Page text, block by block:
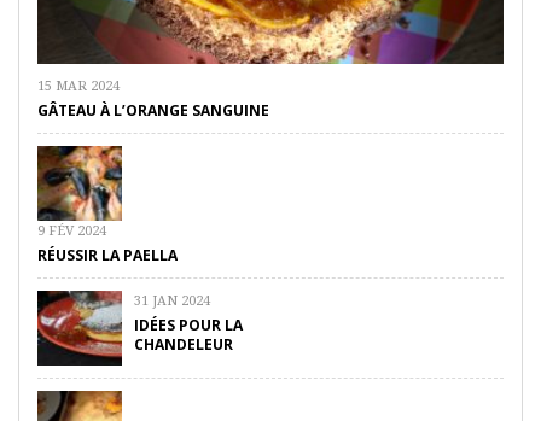
15 MAR 2024
GÂTEAU À L’ORANGE SANGUINE
9 FÉV 2024
RÉUSSIR LA PAELLA
31 JAN 2024
IDÉES POUR LA
CHANDELEUR